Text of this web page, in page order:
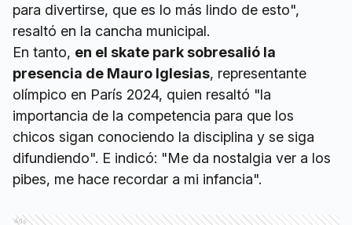
para divertirse, que es lo más lindo de esto",
resaltó en la cancha municipal.
En tanto, en el skate park sobresalió la
presencia de Mauro Iglesias, representante
olímpico en París 2024, quien resaltó "la
importancia de la competencia para que los
chicos sigan conociendo la disciplina y se siga
difundiendo". E indicó: "Me da nostalgia ver a los
pibes, me hace recordar a mi infancia".
Ads